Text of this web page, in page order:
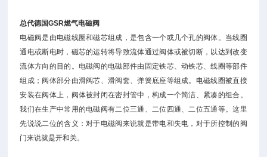
总代德国GSR燃气电磁阀
电磁阀是由电磁线圈和磁芯组成，是包含一个或几个孔的阀体。当线圈
通电或断电时，磁芯的运转将导致流体通过阀体或被切断，以达到改变
流体方向的目的。电磁阀的电磁部件由固定铁芯、动铁芯、线圈等部件
组成；阀体部分由滑阀芯、滑阀套、弹簧底座等组成。电磁线圈被直接
安装在阀体上，阀体被封闭在密封管中，构成一个简洁、紧凑的组合。
我们在生产中常用的电磁阀有二位三通、二位四通、二位五通等。这里
先说说二位的含义：对于电磁阀来说就是带电和失电，对于所控制的阀
门来说就是开和关。